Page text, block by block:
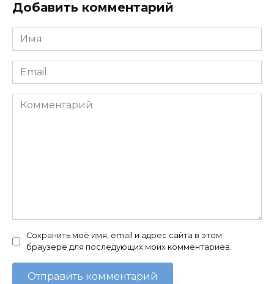
Добавить комментарий
Имя
*
Email
*
Комментарий
Сохранить моё имя, email и адрес сайта в этом
браузере для последующих моих комментариев.